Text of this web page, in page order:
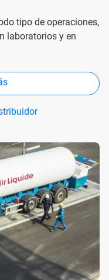
tipo de operaciones,
laboratorios y en